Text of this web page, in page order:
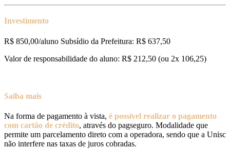
Investimento
R$ 850,00/aluno Subsídio da Prefeitura: R$ 637,50
Valor de responsabilidade do aluno: R$ 212,50 (ou 2x 106,25)
Saiba mais
Na forma de pagamento à vista, é possível realizar o pagamento
com cartão de crédito, através do pagseguro. Modalidade que
permite um parcelamento direto com a operadora, sendo que a Unisc
não interfere nas taxas de juros cobradas.